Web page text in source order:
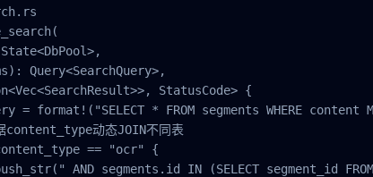
Query<SearchQuery>,
StatusCode> {
= format!("SELECT * FROM segments WHERE content
content_type动态JOIN不同表
== "ocr" {
AND segments.id IN (SELECT segment_id